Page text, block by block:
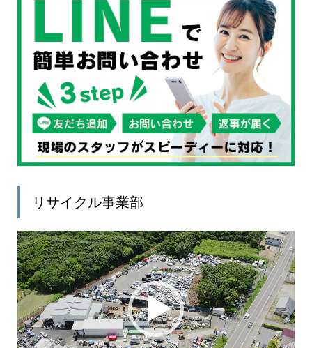
リサイクル事業部
動
画
プ
レ
ー
ヤ
ー